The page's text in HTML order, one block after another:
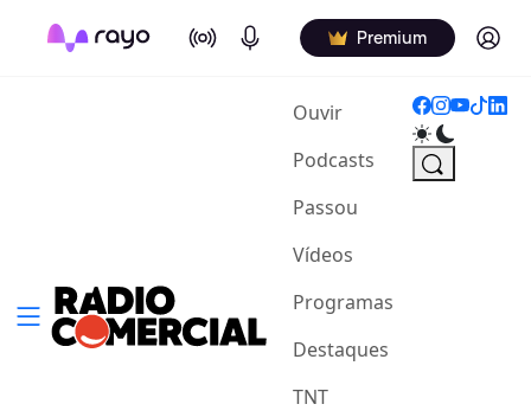
On Air Podcasts Premium Log in
Ouvir(current)
Podcasts
Passou
Vídeos
Programas
Destaques
TNT